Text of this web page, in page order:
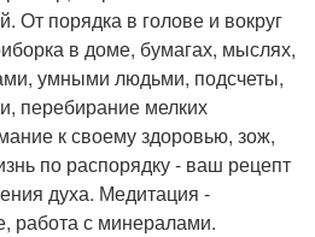
От порядка в голове и вокруг
в доме, бумагах, мыслях,
умными людьми, подсчеты,
перебирание мелких
к своему здоровью, зож,
по распорядку - ваш рецепт
духа. Медитация -
работа с минералами.